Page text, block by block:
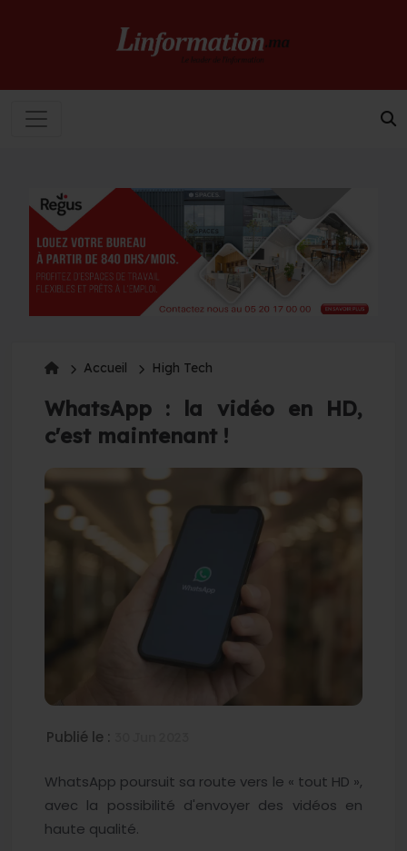
Accueil High Tech
WhatsApp : la vidéo en HD,
c'est maintenant !
Publié le :
WhatsApp poursuit sa route vers le « tout HD »,
avec la possibilité d'envoyer des vidéos en
haute qualité.